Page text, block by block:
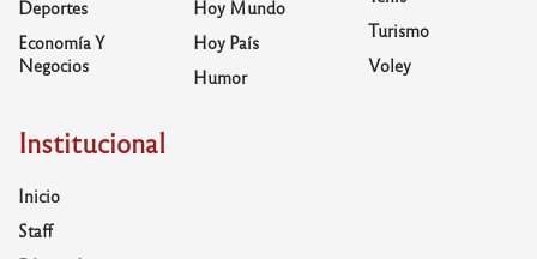
Deportes
Economía Y
Negocios
Hoy Mundo
Hoy País
Humor
Turismo
Voley
Institucional
Inicio
Staff